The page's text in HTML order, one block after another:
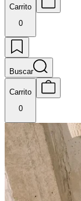
Carrito
0
Buscar
Carrito
0